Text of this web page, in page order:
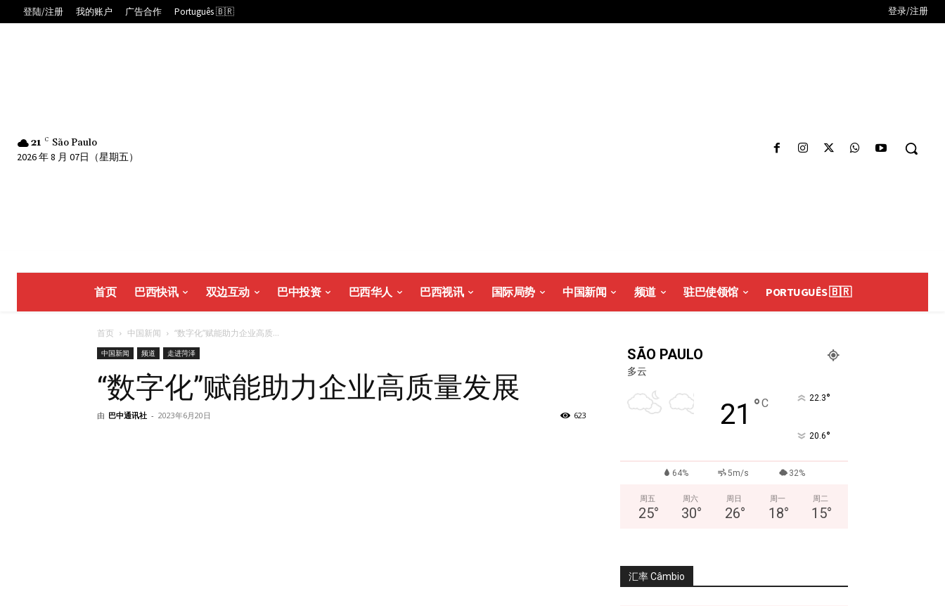
登陆/注册 我的账户 广告合作 Português 🇧🇷 登录/注册
21 C São Paulo
2026 年 8 月 07日（星期五）
首页 巴西快讯 双边互动 巴中投资 巴西华人 巴西视讯 国际局势 中国新闻 频道 驻巴使领馆 PORTUGUÊS 🇧🇷
首页 中国新闻 “数字化”赋能助力企业高质...
中国新闻 频道 走进菏泽
“数字化”赋能助力企业高质量发展
由 巴中通讯社 - 2023年6月20日 623
SÃO PAULO
多云
21 °C 22.3°
20.6°
64% 5m/s 32%
周五
25°
周六
30°
周日
26°
周一
18°
周二
15°
汇率 Câmbio